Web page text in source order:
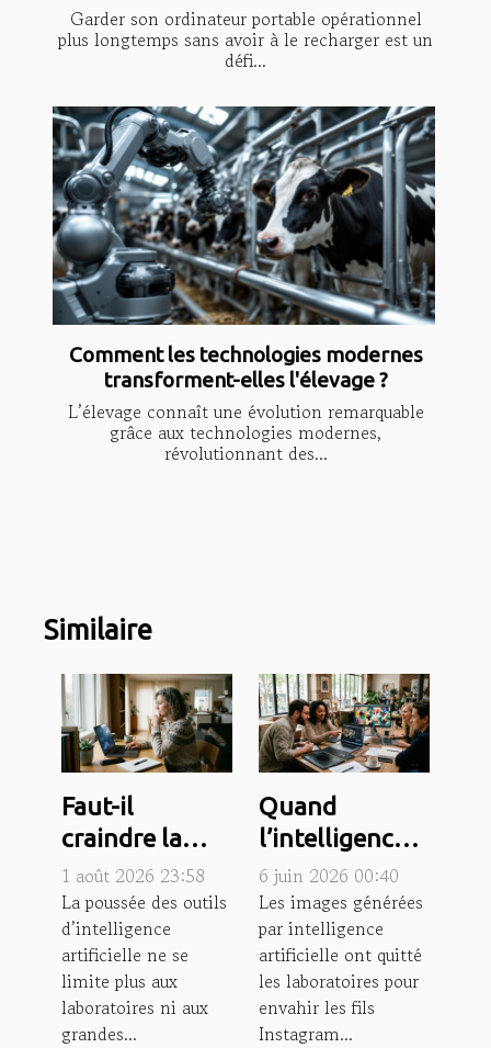
Garder son ordinateur portable opérationnel
plus longtemps sans avoir à le recharger est un
défi...
Comment les technologies modernes
transforment-elles l'élevage ?
L’élevage connaît une évolution remarquable
grâce aux technologies modernes,
révolutionnant des...
Similaire
Faut-il
craindre la
montée en
puissance des
outils ia au
quotidien ?
1 août 2026 23:58
La poussée des outils
d’intelligence
artificielle ne se
limite plus aux
laboratoires ni aux
grandes...
Quand
l’intelligence
artificielle
redéfinit la
créativité
visuelle
6 juin 2026 00:40
Les images générées
par intelligence
artificielle ont quitté
les laboratoires pour
envahir les fils
Instagram...